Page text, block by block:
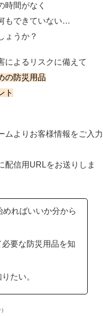
時間がなく
もできていない…
ょうか？
によるリスクに備えて
の防災用品
ト
ムよりお客様情報をご入力
配信用URLをお送りしま
ればいいか分から
要な防災用品を知
たい。